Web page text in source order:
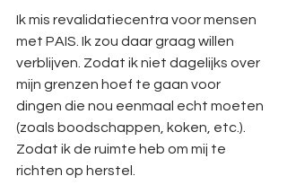
Ik mis revalidatiecentra voor mensen
met PAIS. Ik zou daar graag willen
verblijven. Zodat ik niet dagelijks over
mijn grenzen hoef te gaan voor
dingen die nou eenmaal echt moeten
(zoals boodschappen, koken, etc.).
Zodat ik de ruimte heb om mij te
richten op herstel.